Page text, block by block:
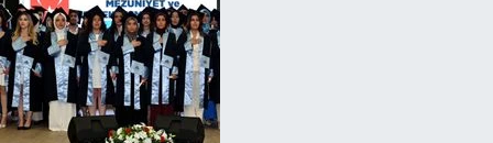
SPOR
TEKNOLOJİ